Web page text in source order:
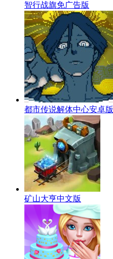
智行战旗免广告版
都市传说解体中心安卓版
矿山大亨中文版